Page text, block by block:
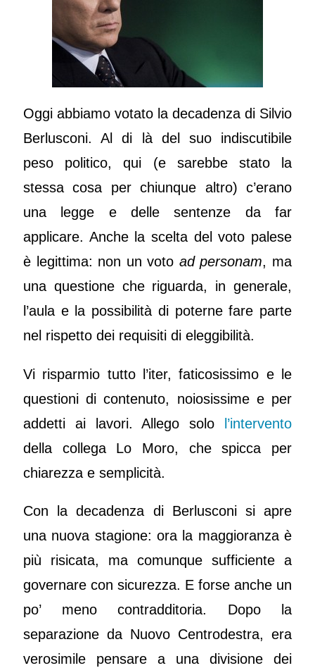
Oggi abbiamo votato la decadenza di Silvio
Berlusconi. Al di là del suo indiscutibile
peso politico, qui (e sarebbe stato la
stessa cosa per chiunque altro) c’erano
una legge e delle sentenze da far
applicare. Anche la scelta del voto palese
è legittima: non un voto ad personam, ma
una questione che riguarda, in generale,
l’aula e la possibilità di poterne fare parte
nel rispetto dei requisiti di eleggibilità.
Vi risparmio tutto l’iter, faticosissimo e le
questioni di contenuto, noiosissime e per
addetti ai lavori. Allego solo l’intervento
della collega Lo Moro, che spicca per
chiarezza e semplicità.
Con la decadenza di Berlusconi si apre
una nuova stagione: ora la maggioranza è
più risicata, ma comunque sufficiente a
governare con sicurezza. E forse anche un
po’ meno contradditoria. Dopo la
separazione da Nuovo Centrodestra, era
verosimile pensare a una divisione dei